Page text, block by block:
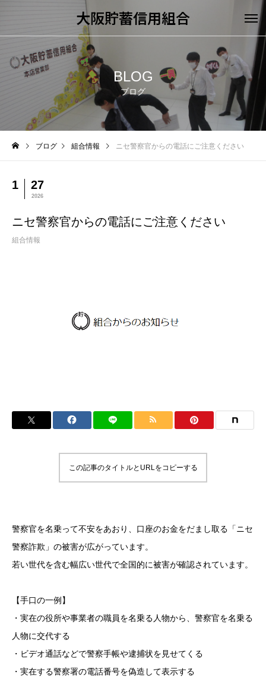
大阪貯蓄信用組合
BLOG
ブログ
ブログ 組合情報 ニセ警察官からの電話にご注意ください
1 27
2026
ニセ警察官からの電話にご注意ください
組合情報
この記事のタイトルとURLをコピーする
警察官を名乗って不安をあおり、口座のお金をだまし取る「ニセ
警察詐欺」の被害が広がっています。
若い世代を含む幅広い世代で全国的に被害が確認されています。
【手口の一例】
・実在の役所や事業者の職員を名乗る人物から、警察官を名乗る
人物に交代する
・ビデオ通話などで警察手帳や逮捕状を見せてくる
・実在する警察署の電話番号を偽造して表示する